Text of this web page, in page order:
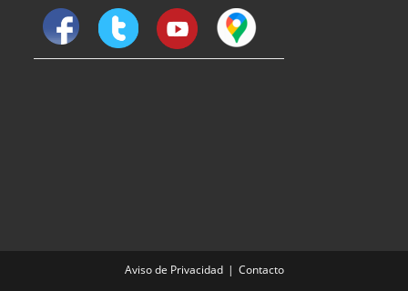
Aviso de Privacidad Contacto